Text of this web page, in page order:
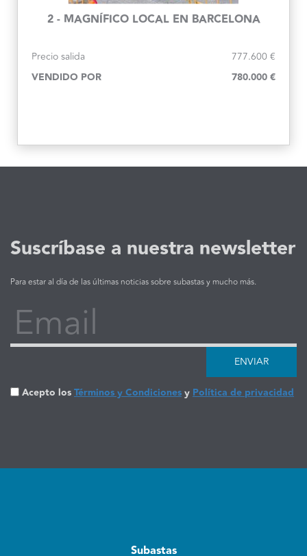
2 - MAGNÍFICO LOCAL EN BARCELONA
Precio salida 777.600 €
VENDIDO POR 780.000 €
Suscríbase a nuestra newsletter
Para estar al día de las últimas noticias sobre subastas y mucho más.
Email
ENVIAR
Acepto losTérminos y CondicionesyPolítica de privacidad
Subastas